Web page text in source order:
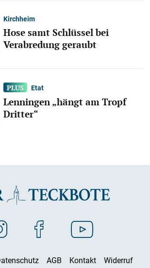
Kirchheim
Hose samt Schlüssel bei
Verabredung geraubt
Etat
Lenningen „hängt am Tropf
Dritter“
AGB Kontakt Widerruf